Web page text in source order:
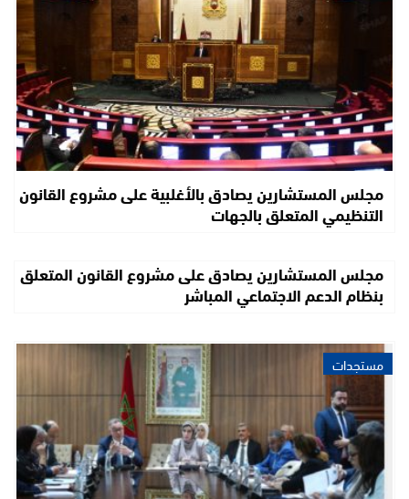
مجلس المستشارين يصادق بالأغلبية على مشروع القانون
التنظيمي المتعلق بالجهات
مجلس المستشارين يصادق على مشروع القانون المتعلق
بنظام الدعم الاجتماعي المباشر
مستجدات